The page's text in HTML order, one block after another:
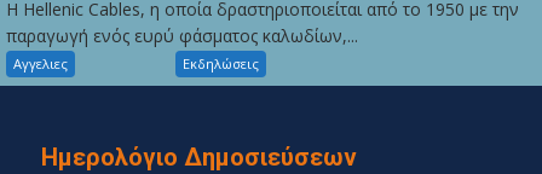
Η Hellenic Cables, η οποία δραστηριοποιείται από το 1950 με την
παραγωγή ενός ευρύ φάσματος καλωδίων,...
Αγγελιες Εκδηλώσεις
Ημερολόγιο Δημοσιεύσεων